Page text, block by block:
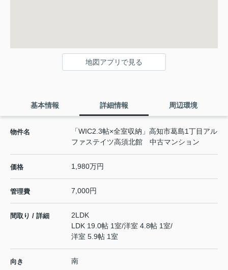
地図アプリで見る
基本情報 詳細情報 周辺環境
物件名
「WIC2.3帖×全室収納」高知市葛島1丁目アル
ファステイツ高須北館 中古マンション
価格 1,980万円
管理費 7,000円
間取り / 詳細
2LDK
LDK 19.0帖 1室/洋室 4.8帖 1室/
洋室 5.9帖 1室
向き 南